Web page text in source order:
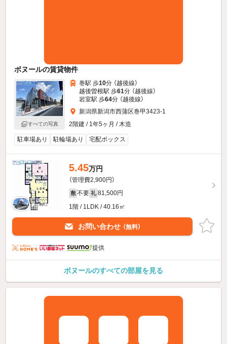
ボヌールの賃貸物件
すべての写真
巻駅 歩10分 （越後線）
越後曽根駅 歩61分 （越後線）
岩室駅 歩64分 （越後線）
新潟県新潟市西蒲区巻甲3423-1
2階建 / 1年5ヶ月 / 木造
駐車場あり 駐輪場あり 宅配ボックス
5.45万円
（管理費2,900円）
敷 不要 礼 81,500円
1階 / 1LDK / 40.16㎡
お問い合わせ （無料）
提供
ボヌールのすべての部屋を見る